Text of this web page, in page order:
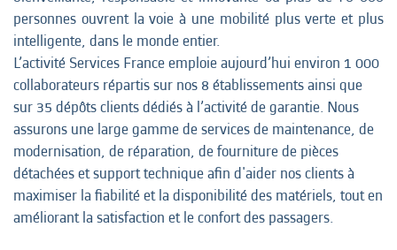
personnes ouvrent la voie à une mobilité plus verte et plus
intelligente, dans le monde entier.
L’activité Services France emploie aujourd’hui environ 1 000
collaborateurs répartis sur nos 8 établissements ainsi que
sur 35 dépôts clients dédiés à l’activité de garantie. Nous
assurons une large gamme de services de maintenance, de
modernisation, de réparation, de fourniture de pièces
détachées et support technique afin d'aider nos clients à
maximiser la fiabilité et la disponibilité des matériels, tout en
améliorant la satisfaction et le confort des passagers.